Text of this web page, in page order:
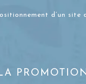
d’un site